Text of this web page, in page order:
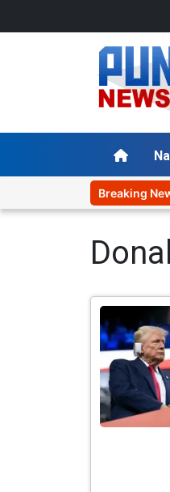
Breaking